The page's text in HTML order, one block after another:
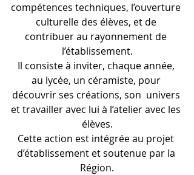
compétences techniques, l’ouverture
culturelle des élèves, et de
contribuer au rayonnement de
l’établissement.
Il consiste à inviter, chaque année,
au lycée, un céramiste, pour
découvrir ses créations, son  univers
et travailler avec lui à l’atelier avec les
élèves.
Cette action est intégrée au projet
d’établissement et soutenue par la
Région.